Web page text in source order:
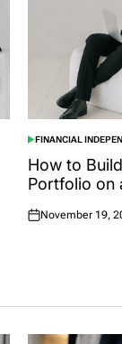
POSTED
IN
FINANCIAL
How to
Portfolio on
Posted
November 19,